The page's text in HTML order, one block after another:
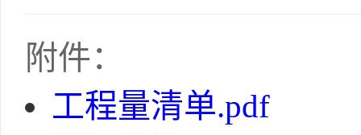
附件：
工程量清单.pdf